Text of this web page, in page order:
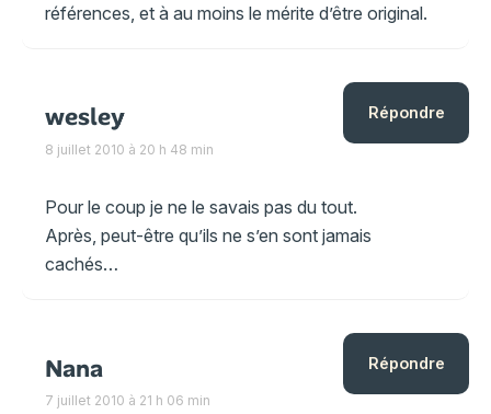
références, et à au moins le mérite d’être original.
wesley
8 juillet 2010 à 20 h 48 min
Pour le coup je ne le savais pas du tout.
Après, peut-être qu’ils ne s’en sont jamais
cachés…
Répondre
Nana
7 juillet 2010 à 21 h 06 min
Répondre